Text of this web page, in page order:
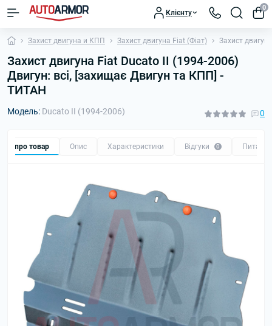
Клієнту
0
Захист двигуна и КПП Захист двигуна Fiat (Фіат) Захист
Захист двигуна Fiat Ducato II (1994-2006)
Двигун: всі, [захищає Двигун та КПП] -
ТИТАН
Модель: Ducato II (1994-2006) 0
Все про товар Опис Характеристики Відгуки 0 Питання